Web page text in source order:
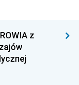
z